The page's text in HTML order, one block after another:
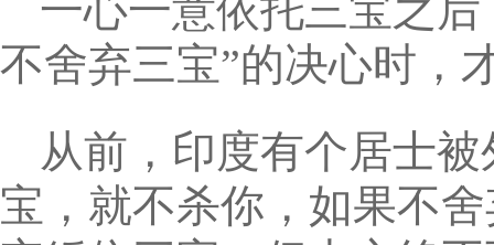
一心一意依托三宝之
不舍弃三宝”的决心时，
从前，印度有个居士
宝，就不杀你，如果不